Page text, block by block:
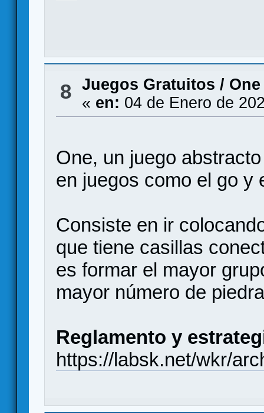
8 Juegos Gratuitos /
« en: 04 de Enero de
One, un juego
en juegos como el go y
Consiste en ir
que tiene casillas
es formar el mayor
mayor número de
Reglamento y
https://labsk.net/wkr/